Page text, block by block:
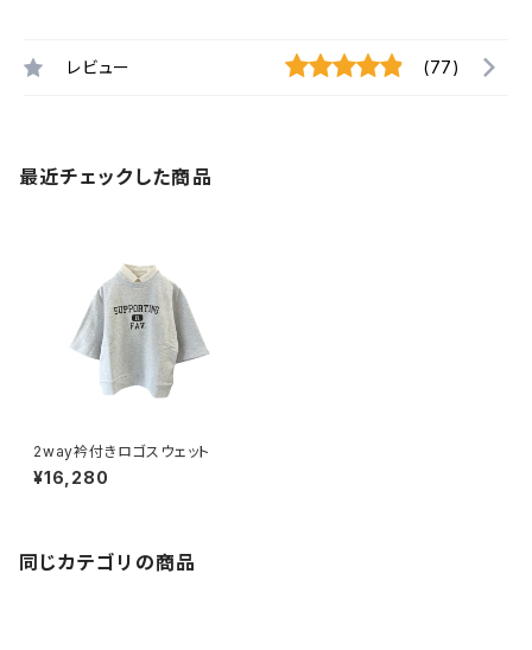
レビュー (77)
最近チェックした商品
2way衿付きロゴスウェット
¥16,280
同じカテゴリの商品